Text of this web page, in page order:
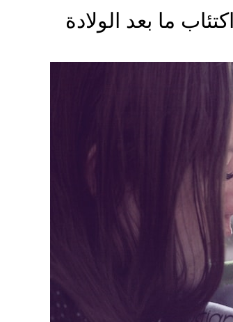
ما بعد الولادة